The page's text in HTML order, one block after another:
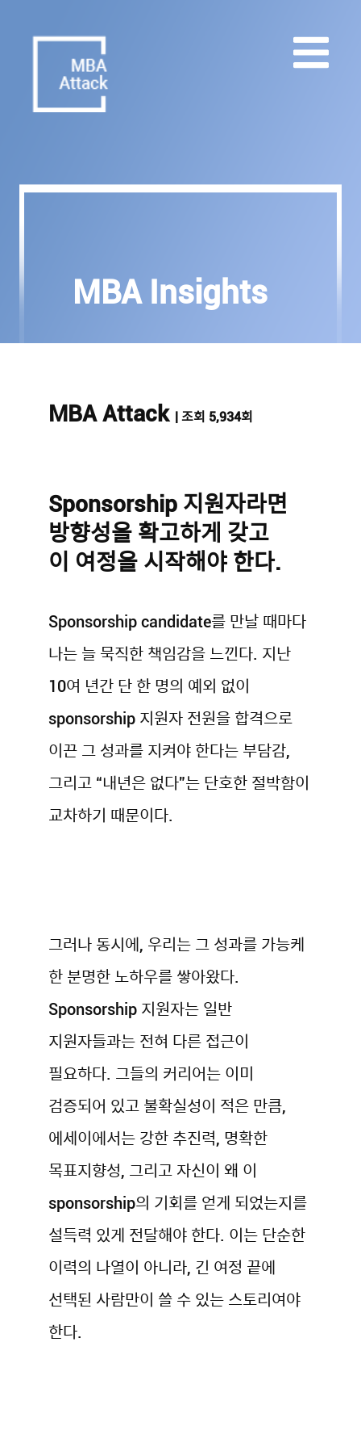
MBA Insights
MBA Attack | 조회 5,934회
Sponsorship 지원자라면
방향성을 확고하게 갖고
이 여정을 시작해야 한다.
Sponsorship candidate를 만날 때마다
나는 늘 묵직한 책임감을 느낀다. 지난
10여 년간 단 한 명의 예외 없이
sponsorship 지원자 전원을 합격으로
이끈 그 성과를 지켜야 한다는 부담감,
그리고 “내년은 없다”는 단호한 절박함이
교차하기 때문이다.
그러나 동시에, 우리는 그 성과를 가능케
한 분명한 노하우를 쌓아왔다.
Sponsorship 지원자는 일반
지원자들과는 전혀 다른 접근이
필요하다. 그들의 커리어는 이미
검증되어 있고 불확실성이 적은 만큼,
에세이에서는 강한 추진력, 명확한
목표지향성, 그리고 자신이 왜 이
sponsorship의 기회를 얻게 되었는지를
설득력 있게 전달해야 한다. 이는 단순한
이력의 나열이 아니라, 긴 여정 끝에
선택된 사람만이 쓸 수 있는 스토리여야
한다.